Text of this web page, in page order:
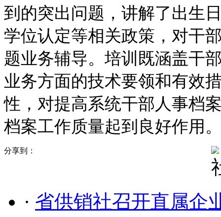
到的突出问题，讲解了出生
学位认定等相关政策，对干
题业务辅导。培训既涵盖干
业务方面的技术要领和有效
性，对提高系统干部人事档
档案工作质量起到良好作用
分享到：
· 省供销社召开直属企